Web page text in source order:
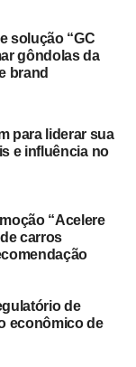
Dreamers) sob
único de pai.
e ofertas para
do
de
a Le biscuit
que faz parte
na rotina
o varejo
afeto e pela
que
simples e
Geral de
“Perder a
Fibra, isso nem
com a oferta
solução “GC
gôndolas da
brand
para liderar sua
e influência no
“Acelere
carros
de
econômico de